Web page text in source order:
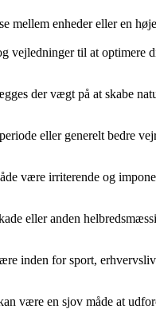
mellem enheder eller en
vejledninger til at optimere
der vægt på at skabe
eller generelt bedre
være irriterende og
eller anden
inden for sport,
være en sjov måde at